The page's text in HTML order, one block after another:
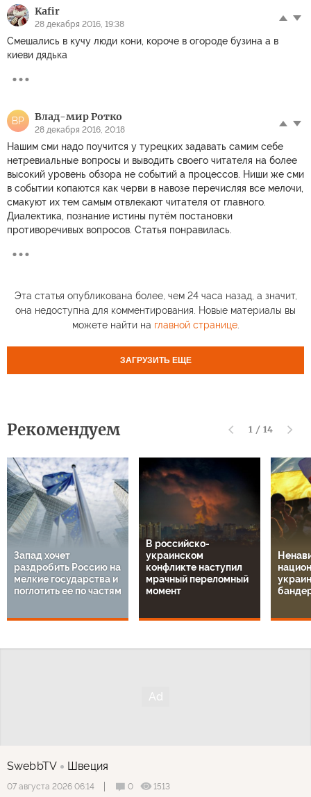
Kafir
28 декабря 2016, 19:38
Смешались в кучу люди кони, короче в огороде бузина а в
киеви дядька
ВР Влад-мир Ротко
28 декабря 2016, 20:18
Нашим сми надо поучится у турецких задавать самим себе
нетревиальные вопросы и выводить своего читателя на более
высокий уровень обзора не событий а процессов. Ниши же сми
в событии копаются как черви в навозе перечисляя все мелочи,
смакуют их тем самым отвлекают читателя от главного.
Диалектика, познание истины путём постановки
противоречивых вопросов. Статья понравилась.
Эта статья опубликована более, чем 24 часа назад, а значит,
она недоступна для комментирования. Новые материалы вы
можете найти на главной странице.
ЗАГРУЗИТЬ ЕЩЕ
Рекомендуем 1 / 14
Запад хочет
раздробить Россию на
мелкие государства и
поглотить ее по частям
В российско-
украинском
конфликте наступил
мрачный переломный
момент
SwebbTV Швеция
07 августа 2026 06:14 0
1513